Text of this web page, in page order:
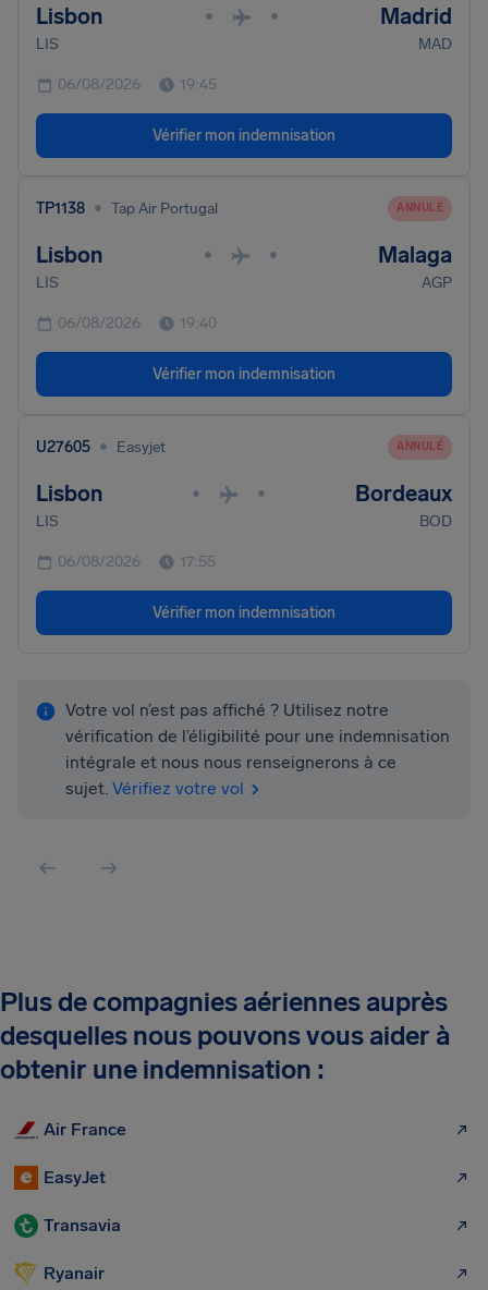
Lisbon • • Madrid
LIS MAD
06/08/2026 19:45
Vérifier mon indemnisation
TP1138 • Tap Air Portugal ANNULÉ
Lisbon • • Malaga
LIS AGP
06/08/2026 19:40
Vérifier mon indemnisation
U27605 • Easyjet ANNULÉ
Lisbon • • Bordeaux
LIS BOD
06/08/2026 17:55
Vérifier mon indemnisation
Votre vol n’est pas affiché ? Utilisez notre
vérification de l’éligibilité pour une indemnisation
intégrale et nous nous renseignerons à ce
sujet. Vérifiez votre vol
Plus de compagnies aériennes auprès
desquelles nous pouvons vous aider à
obtenir une indemnisation :
Air France
EasyJet
Transavia
Ryanair